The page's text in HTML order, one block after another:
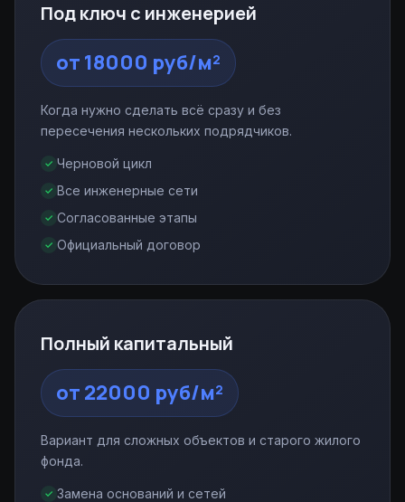
Под ключ с инженерией
от 18000 руб/м²
Когда нужно сделать всё сразу и без
пересечения нескольких подрядчиков.
Черновой цикл
Все инженерные сети
Согласованные этапы
Официальный договор
Полный капитальный
от 22000 руб/м²
Вариант для сложных объектов и старого жилого
фонда.
Замена оснований и сетей